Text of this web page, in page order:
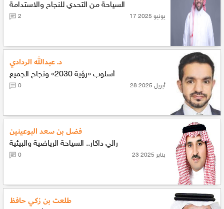
السياحة من التحدي للنجاح والاستدامة
17 يونيو 2025 2
د. عبدالله الردادي
أسلوب «رؤية 2030» ونجاح الجميع
28 أبريل 2025 0
فضل بن سعد البوعينين
رالي داكار.. السياحة الرياضية والبيئية
23 يناير 2025 0
طلعت بن زكي حافظ